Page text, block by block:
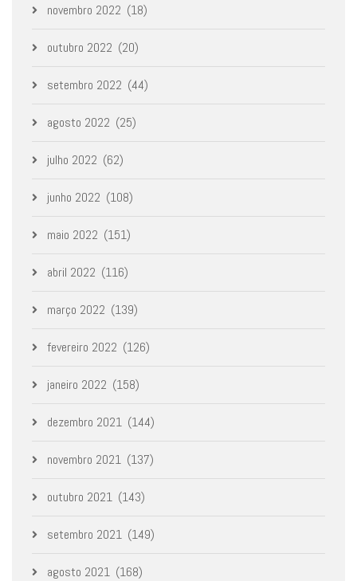
novembro 2022 (18)
outubro 2022 (20)
setembro 2022 (44)
agosto 2022 (25)
julho 2022 (62)
junho 2022 (108)
maio 2022 (151)
abril 2022 (116)
março 2022 (139)
fevereiro 2022 (126)
janeiro 2022 (158)
dezembro 2021 (144)
novembro 2021 (137)
outubro 2021 (143)
setembro 2021 (149)
agosto 2021 (168)